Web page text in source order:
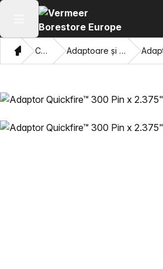
Deschide meniul principal
Domiciliu
Catalog Adaptoare și ochi care trag